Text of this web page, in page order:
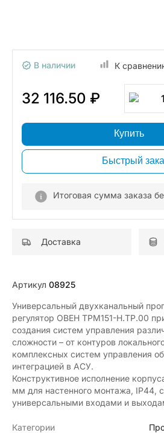
В наличии К
32 116.50 ₽ 1
Купить
Быстрый
Итоговая сумма заказа
Доставка
Артикул 08925
Универсальный двухканальный
регулятор ОВЕН ТРМ151-Н.ТР.00
создания систем управления
сложности – от контуров
комплексных систем управления
интеграцией в АСУ.
Конструктивное исполнение
мм для настенного монтажа, IP44,
универсальными входами и
Категории